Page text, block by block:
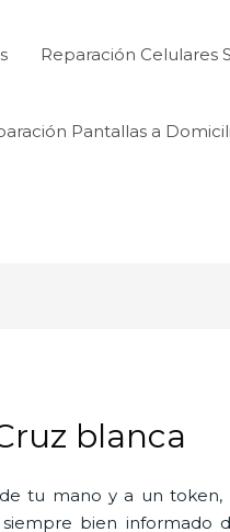
Reparación Celulares
Pantallas a
blanca
tu mano y a un token,
bien informado